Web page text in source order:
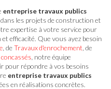
entreprise travaux publics
les projets de construction et
expertise à votre service pour
efficacité. Que vous ayez besoin
, de Travaux d'enrochement , de
concassés , notre équipe
pour répondre à vos besoins
entreprise travaux publics
en réalisations concrètes.